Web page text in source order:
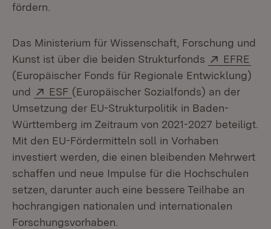
fördern.
Das Ministerium für Wissenschaft, Forschung und
Kunst ist über die beiden Strukturfonds
Extern:
EFRE
(Europäischer Fonds für Regionale Entwicklung)
und
Extern:
ESF (Öffnet in neuem Fenster)
(Europäischer Sozialfonds) an der
Umsetzung der EU-Strukturpolitik in Baden-
Württemberg im Zeitraum von 2021-2027 beteiligt.
Mit den EU-Fördermitteln soll in Vorhaben
investiert werden, die einen bleibenden Mehrwert
schaffen und neue Impulse für die Hochschulen
setzen, darunter auch eine bessere Teilhabe an
hochrangigen nationalen und internationalen
Forschungsvorhaben.